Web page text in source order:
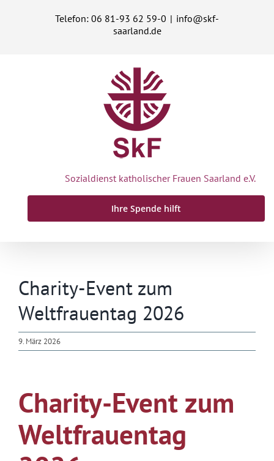
Telefon: 06 81-93 62 59-0 | info@skf-
saarland.de
Sozialdienst katholischer Frauen Saarland e.V.
Ihre Spende hilft
Charity-Event zum
Weltfrauentag 2026
9. März 2026
Charity-Event zum
Weltfrauentag